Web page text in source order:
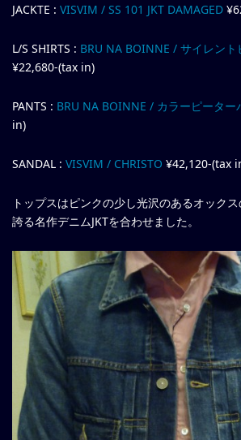
JACKTE : VISVIM / SS 101 JKT DAMAGED
L/S SHIRTS : BRU NA BOINNE / サイレント
¥22,680-(tax in)
PANTS : BRU NA BOINNE / カラーピーター
in)
SANDAL : VISVIM / CHRISTO ¥42,120-(tax
トップスはピンクの少し光沢のあるオック
誇る名作デニムJKTを合わせました。